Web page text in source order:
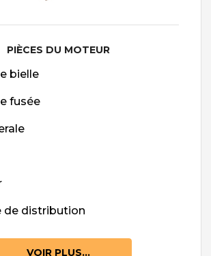
PIÈCES DU MOTEUR
bielle
fusée
de distribution
VOIR PLUS...